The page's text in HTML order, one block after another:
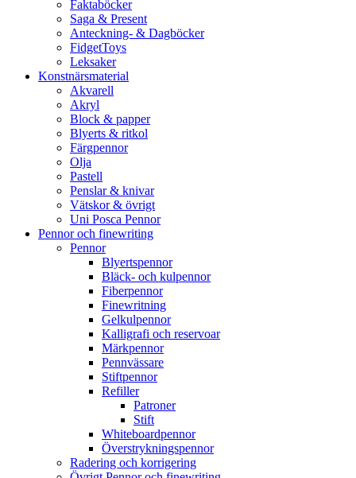
Faktaböcker
Saga & Present
Anteckning- & Dagböcker
FidgetToys
Leksaker
Konstnärsmaterial
Akvarell
Akryl
Block & papper
Blyerts & ritkol
Färgpennor
Olja
Pastell
Penslar & knivar
Vätskor & övrigt
Uni Posca Pennor
Pennor och finewriting
Pennor
Blyertspennor
Bläck- och kulpennor
Fiberpennor
Finewritning
Gelkulpennor
Kalligrafi och reservoar
Märkpennor
Pennvässare
Stiftpennor
Refiller
Patroner
Stift
Whiteboardpennor
Överstrykningspennor
Radering och korrigering